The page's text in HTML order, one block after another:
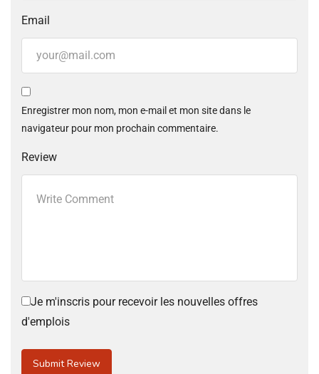
Email
Enregistrer mon nom, mon e-mail et mon site dans le
navigateur pour mon prochain commentaire.
Review
Je m'inscris pour recevoir les nouvelles offres
d'emplois